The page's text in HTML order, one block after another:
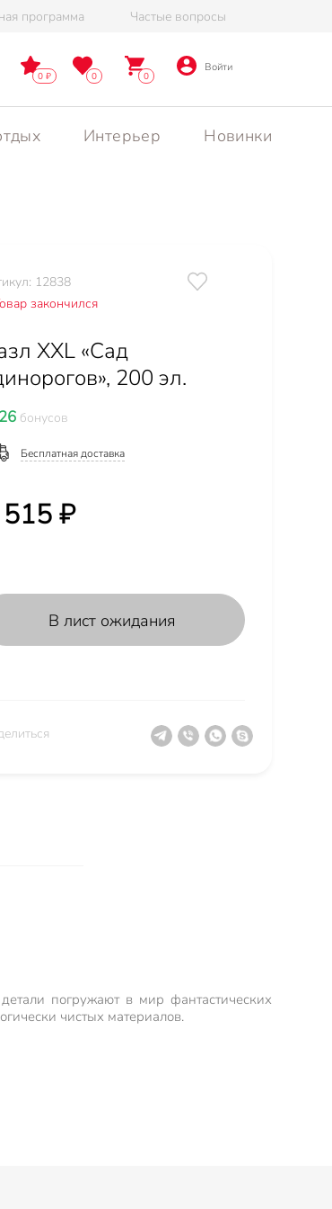
программа Частые вопросы
0 0 0
Войти
Интерьер Новинки
12838
закончился
XXL «Сад
200 эл.
бонусов
Бесплатная доставка
₽
В лист ожидания
погружают в мир фантастических
чистых материалов.